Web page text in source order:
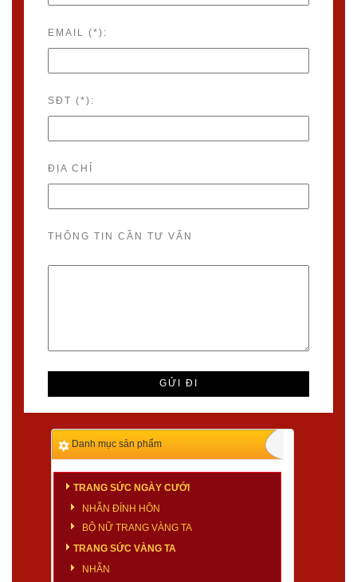
EMAIL (*):
SĐT (*):
ĐỊA CHỈ
THÔNG TIN CẦN TƯ VẤN
Danh mục sản phẩm
TRANG SỨC NGÀY CƯỚI
NHẪN ĐÍNH HÔN
BỘ NỮ TRANG VÀNG TA
TRANG SỨC VÀNG TA
NHẪN